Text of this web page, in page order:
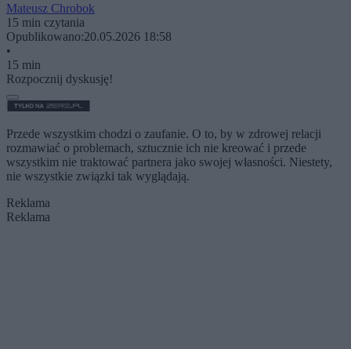
Mateusz Chrobok
15 min czytania
Opublikowano:20.05.2026 18:58
•
15 min
Rozpocznij dyskusję!
Przede wszystkim chodzi o zaufanie. O to, by w zdrowej relacji
rozmawiać o problemach, sztucznie ich nie kreować i przede
wszystkim nie traktować partnera jako swojej własności. Niestety,
nie wszystkie związki tak wyglądają.
Reklama
Reklama